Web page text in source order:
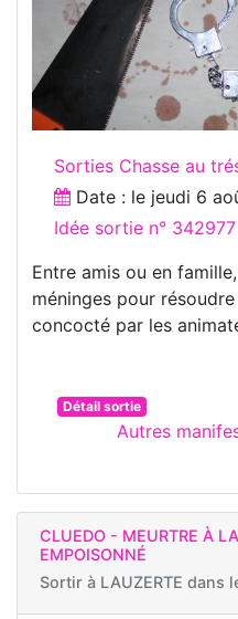
Sorties Chasse au
Date : le jeudi 6
Idée sortie n° 342977
Entre amis ou en
méninges pour
concocté par les
Détail sortie
Autres
CLUEDO - MEURTRE À
EMPOISONNÉ
Sortir à LAUZERTE dans